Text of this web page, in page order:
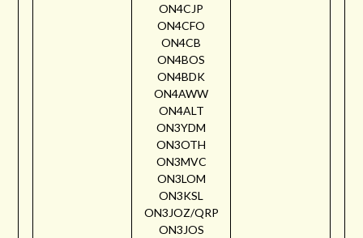
ON4CJP
ON4CFO
ON4CB
ON4BOS
ON4BDK
ON4AWW
ON4ALT
ON3YDM
ON3OTH
ON3MVC
ON3LOM
ON3KSL
ON3JOZ/QRP
ON3JOS